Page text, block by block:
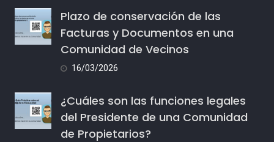
Plazo de conservación de las
Facturas y Documentos en una
Comunidad de Vecinos
16/03/2026
¿Cuáles son las funciones legales
del Presidente de una Comunidad
de Propietarios?